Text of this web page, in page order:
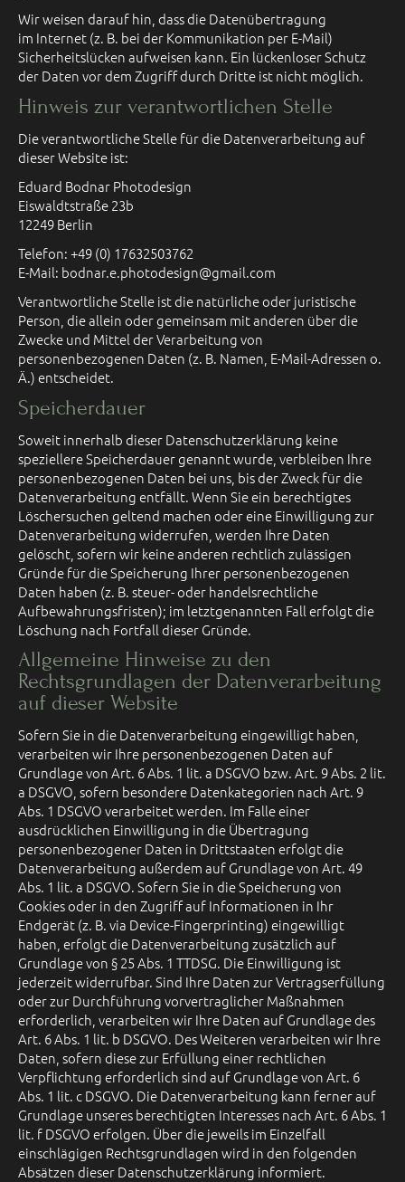
Wir weisen darauf hin, dass die Datenübertragung
im Internet (z. B. bei der Kommunikation per E-Mail)
Sicherheitslücken aufweisen kann. Ein lückenloser Schutz
der Daten vor dem Zugriff durch Dritte ist nicht möglich.
Hinweis zur verantwortlichen Stelle
Die verantwortliche Stelle für die Datenverarbeitung auf
dieser Website ist:
Eduard Bodnar Photodesign
Eiswaldtstraße 23b
12249 Berlin
Telefon: +49 (0) 17632503762
E-Mail: bodnar.e.photodesign@gmail.com
Verantwortliche Stelle ist die natürliche oder juristische
Person, die allein oder gemeinsam mit anderen über die
Zwecke und Mittel der Verarbeitung von
personenbezogenen Daten (z. B. Namen, E-Mail-Adressen o.
Ä.) entscheidet.
Speicherdauer
Soweit innerhalb dieser Datenschutzerklärung keine
speziellere Speicherdauer genannt wurde, verbleiben Ihre
personenbezogenen Daten bei uns, bis der Zweck für die
Datenverarbeitung entfällt. Wenn Sie ein berechtigtes
Löschersuchen geltend machen oder eine Einwilligung zur
Datenverarbeitung widerrufen, werden Ihre Daten
gelöscht, sofern wir keine anderen rechtlich zulässigen
Gründe für die Speicherung Ihrer personenbezogenen
Daten haben (z. B. steuer- oder handelsrechtliche
Aufbewahrungsfristen); im letztgenannten Fall erfolgt die
Löschung nach Fortfall dieser Gründe.
Allgemeine Hinweise zu den
Rechtsgrundlagen der Datenverarbeitung
auf dieser Website
Sofern Sie in die Datenverarbeitung eingewilligt haben,
verarbeiten wir Ihre personenbezogenen Daten auf
Grundlage von Art. 6 Abs. 1 lit. a DSGVO bzw. Art. 9 Abs. 2 lit.
a DSGVO, sofern besondere Datenkategorien nach Art. 9
Abs. 1 DSGVO verarbeitet werden. Im Falle einer
ausdrücklichen Einwilligung in die Übertragung
personenbezogener Daten in Drittstaaten erfolgt die
Datenverarbeitung außerdem auf Grundlage von Art. 49
Abs. 1 lit. a DSGVO. Sofern Sie in die Speicherung von
Cookies oder in den Zugriff auf Informationen in Ihr
Endgerät (z. B. via Device-Fingerprinting) eingewilligt
haben, erfolgt die Datenverarbeitung zusätzlich auf
Grundlage von § 25 Abs. 1 TTDSG. Die Einwilligung ist
jederzeit widerrufbar. Sind Ihre Daten zur Vertragserfüllung
oder zur Durchführung vorvertraglicher Maßnahmen
erforderlich, verarbeiten wir Ihre Daten auf Grundlage des
Art. 6 Abs. 1 lit. b DSGVO. Des Weiteren verarbeiten wir Ihre
Daten, sofern diese zur Erfüllung einer rechtlichen
Verpflichtung erforderlich sind auf Grundlage von Art. 6
Abs. 1 lit. c DSGVO. Die Datenverarbeitung kann ferner auf
Grundlage unseres berechtigten Interesses nach Art. 6 Abs. 1
lit. f DSGVO erfolgen. Über die jeweils im Einzelfall
einschlägigen Rechtsgrundlagen wird in den folgenden
Absätzen dieser Datenschutzerklärung informiert.